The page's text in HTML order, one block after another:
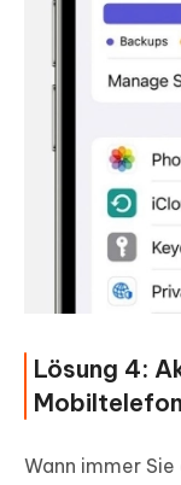
Lösung 4:
Wann immer